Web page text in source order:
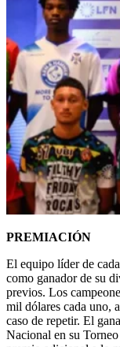
PREMIACIÓN
El equipo líder de
como ganador de su
previos. Los
mil dólares cada uno,
caso de repetir. El
Nacional en su